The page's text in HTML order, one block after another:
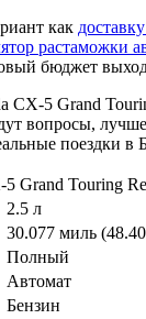
как
растаможки
бюджет
5 Grand
вопросы, лучше
поездки в
Grand Touring
2.5 л
30.077 миль
Полный
Автомат
Бензин